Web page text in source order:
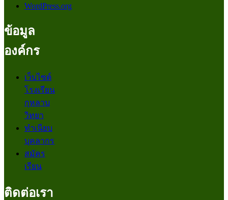
WordPress.org
ข้อมูล
องค์กร
เว็บไซต์
โรงเรียน
กุหลาบ
วิทยา
ทำเนียบ
บุคลากร
สมัคร
เรียน
ติดต่อเรา